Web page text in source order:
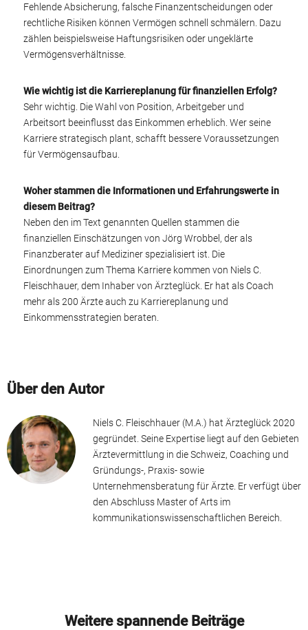
Fehlende Absicherung, falsche Finanzentscheidungen oder
rechtliche Risiken können Vermögen schnell schmälern. Dazu
zählen beispielsweise Haftungsrisiken oder ungeklärte
Vermögensverhältnisse.
Wie wichtig ist die Karriereplanung für finanziellen Erfolg?
Sehr wichtig. Die Wahl von Position, Arbeitgeber und
Arbeitsort beeinflusst das Einkommen erheblich. Wer seine
Karriere strategisch plant, schafft bessere Voraussetzungen
für Vermögensaufbau.
Woher stammen die Informationen und Erfahrungswerte in
diesem Beitrag?
Neben den im Text genannten Quellen stammen die
finanziellen Einschätzungen von Jörg Wrobbel, der als
Finanzberater auf Mediziner spezialisiert ist. Die
Einordnungen zum Thema Karriere kommen von Niels C.
Fleischhauer, dem Inhaber von Ärzteglück. Er hat als Coach
mehr als 200 Ärzte auch zu Karriereplanung und
Einkommensstrategien beraten.
Über den Autor
Niels C. Fleischhauer (M.A.) hat Ärzteglück 2020
gegründet. Seine Expertise liegt auf den Gebieten
Ärztevermittlung in die Schweiz, Coaching und
Gründungs-, Praxis- sowie
Unternehmensberatung für Ärzte. Er verfügt über
den Abschluss Master of Arts im
kommunikationswissenschaftlichen Bereich.
Weitere spannende Beiträge